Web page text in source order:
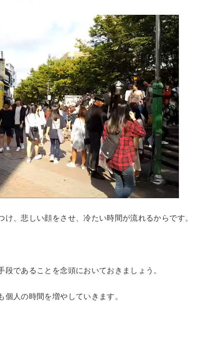
、悲しい顔をさせ、冷たい時間が流れるからです。
であることを念頭においておきましょう。
人の時間を増やしていきます。